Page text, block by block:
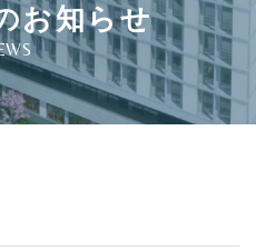
お知らせ